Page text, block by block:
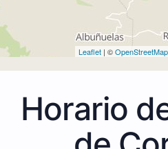
Leaflet | ©
Horario